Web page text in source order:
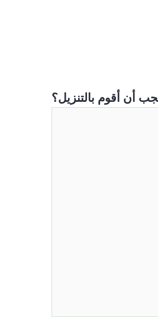
أن أقوم بالتنزيل؟